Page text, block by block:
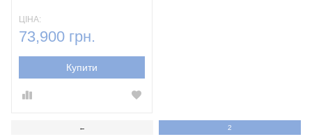
ЦІНА:
73,900 грн.
Купити
← 2